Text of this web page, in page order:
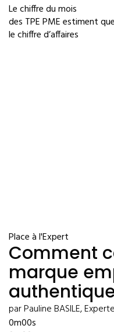
Le chiffre du mois
des TPE PME estiment
le chiffre d’affaires
Place à l'Expert
Comment
marque
par Pauline BASILE,
0m00s